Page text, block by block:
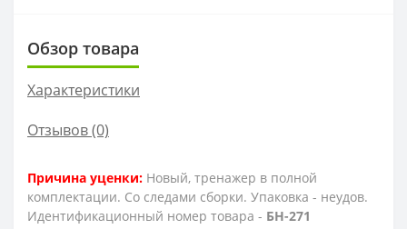
Обзор товара
Характеристики
Отзывов (0)
Причина уценки: Новый, тренажер в полной
комплектации. Со следами сборки. Упаковка - неудов.
Идентификационный номер товара - БН-271